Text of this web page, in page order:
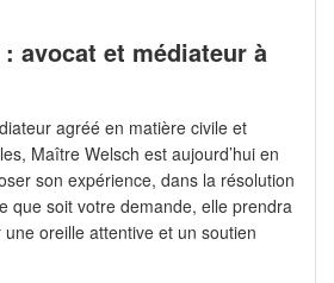
avocat et médiateur à
agréé en matière civile et
Maître Welsch est aujourd’hui en
son expérience, dans la résolution
que soit votre demande, elle prendra
oreille attentive et un soutien